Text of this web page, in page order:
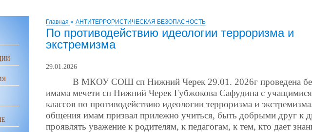
Главная » АНТИТЕРРОРИСТИЧЕСКАЯ БЕЗОПАСНОСТЬ
По противодействию идеологии терроризма и
экстремизма
29.01.2026
В МКОУ СОШ сп Нижний Черек 29.01. 2026г проведена
имама мечети сп Нижний Черек Губжокова Сафудина с
классов по противодействию идеологии терроризма и
общения имам призвал прилежно учиться, быть добрыми друг к
проявлять уважение к родителям, к педагогам, к тем, кто дает